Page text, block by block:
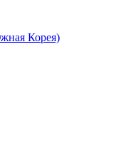
Корея)